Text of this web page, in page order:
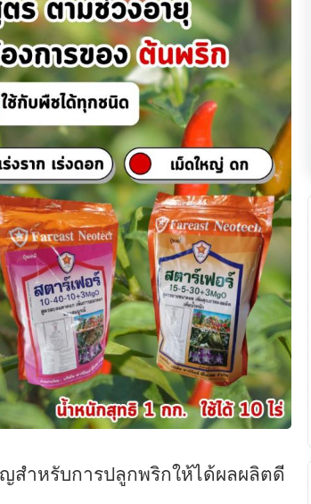
สำหรับการปลูกพริกให้ได้ผลผลิตดี